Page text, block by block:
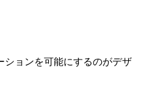
ションを可能にするのがデザ